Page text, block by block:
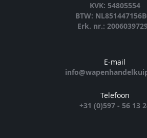
KVK: 54805554
BTW:
Erk. nr.:
E-mail
Telefoon
+31 (0)597 - 56 13